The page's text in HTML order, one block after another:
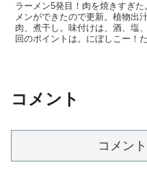
ラーメン5発目！肉を焼きすぎ
メンができたので更新。植物出
肉、煮干し。味付けは、酒、塩
回のポイントは。にぼしこー！
コメント
コメン